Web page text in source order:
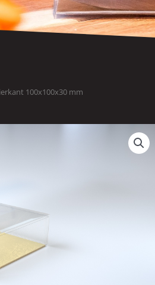
100x100x30 mm